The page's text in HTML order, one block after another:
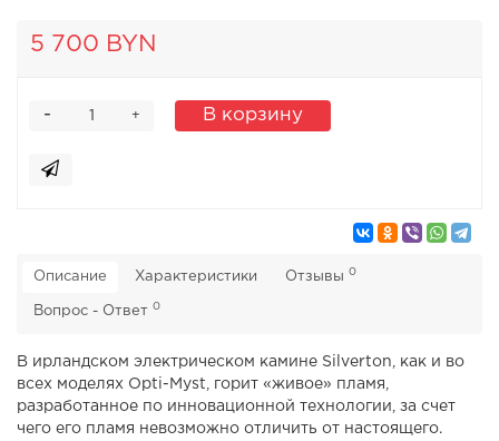
5 700 BYN
+
- В корзину
Описание Характеристики Отзывы 0
Вопрос - Ответ 0
В ирландском электрическом камине Silverton, как и во
всех моделях Opti-Myst, горит «живое» пламя,
разработанное по инновационной технологии, за счет
чего его пламя невозможно отличить от настоящего.